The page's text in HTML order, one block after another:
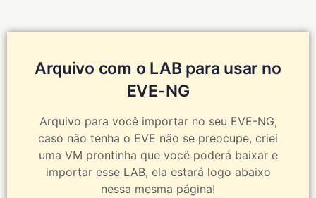
Arquivo com o LAB para usar no
EVE-NG
Arquivo para você importar no seu EVE-NG,
caso não tenha o EVE não se preocupe, criei
uma VM prontinha que você poderá baixar e
importar esse LAB, ela estará logo abaixo
nessa mesma página!